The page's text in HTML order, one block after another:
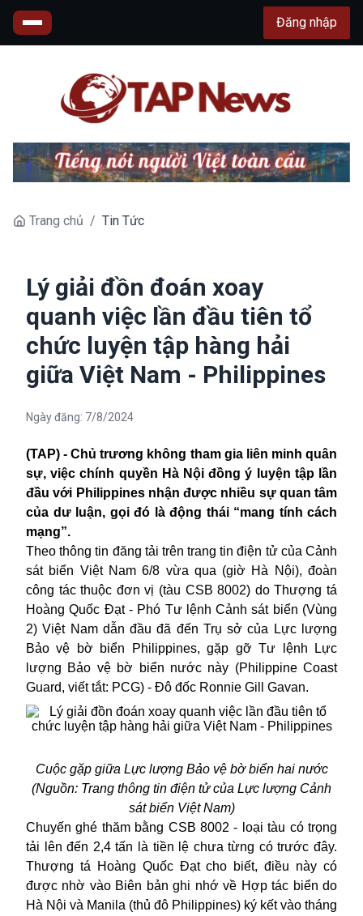
Đăng nhập
Trang chủ / Tin Tức
Lý giải đồn đoán xoay
quanh việc lần đầu tiên tổ
chức luyện tập hàng hải
giữa Việt Nam - Philippines
Ngày đăng: 7/8/2024
(TAP) - Chủ trương không tham gia liên minh quân
sự, việc chính quyền Hà Nội đồng ý luyện tập lần
đầu với Philippines nhận được nhiều sự quan tâm
của dư luận, gọi đó là động thái “mang tính cách
mạng”.
Theo thông tin đăng tải trên trang tin điện tử của Cảnh
sát biển Việt Nam 6/8 vừa qua (giờ Hà Nội), đoàn
công tác thuộc đơn vị (tàu CSB 8002) do Thượng tá
Hoàng Quốc Đạt - Phó Tư lệnh Cảnh sát biển (Vùng
2) Việt Nam dẫn đầu đã đến Trụ sở của Lực lượng
Bảo vệ bờ biển Philippines, gặp gỡ Tư lệnh Lực
lượng Bảo vệ bờ biển nước này (Philippine Coast
Guard, viết tắt: PCG) - Đô đốc Ronnie Gill Gavan.
Cuộc gặp giữa Lực lượng Bảo vệ bờ biển hai nước
(Nguồn: Trang thông tin điện tử của Lực lượng Cảnh
sát biển Việt Nam)
Chuyến ghé thăm bằng CSB 8002 - loại tàu có trọng
tải lên đến 2,4 tấn là tiền lệ chưa từng có trước đây.
Thượng tá Hoàng Quốc Đạt cho biết, điều này có
được nhờ vào Biên bản ghi nhớ về Hợp tác biển do
Hà Nội và Manila (thủ đô Philippines) ký kết vào tháng